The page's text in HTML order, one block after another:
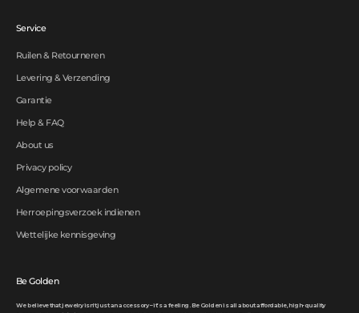
Service
Ruilen & Retourneren
Levering & Verzending
Garantie
Help & FAQ
About us
Privacy policy
Algemene voorwaarden
Herroepingsverzoek indienen
Wettelijke kennisgeving
Be Golden
We believe that jewelry isn’t just an accessory – it’s a feeling. Be Golden is all about affordable, high-quality